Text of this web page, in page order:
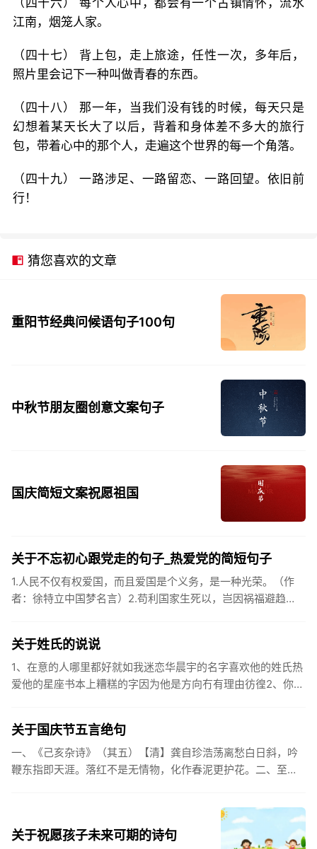
（四十六） 每个人心中，都会有一个古镇情怀，流水
江南，烟笼人家。
（四十七） 背上包，走上旅途，任性一次，多年后，
照片里会记下一种叫做青春的东西。
（四十八） 那一年，当我们没有钱的时候，每天只是
幻想着某天长大了以后，背着和身体差不多大的旅行
包，带着心中的那个人，走遍这个世界的每一个角落。
（四十九） 一路涉足、一路留恋、一路回望。依旧前
行！
猜您喜欢的文章
重阳节经典问候语句子100句
中秋节朋友圈创意文案句子
国庆简短文案祝愿祖国
关于不忘初心跟党走的句子_热爱党的简短句子
1.人民不仅有权爱国，而且爱国是个义务，是一种光荣。（作
者：徐特立中国梦名言）2.苟利国家生死以，岂因祸福避趋
关于姓氏的说说
1、在意的人哪里都好就如我迷恋华晨宇的名字喜欢他的姓氏热
爱他的星座书本上糟糕的字因为他是方向冇有理由彷徨2、你的
关于国庆节五言绝句
一、《己亥杂诗》（其五）【清】龚自珍浩荡离愁白日斜，吟
鞭东指即天涯。落红不是无情物，化作春泥更护花。二、至今
关于祝愿孩子未来可期的诗句